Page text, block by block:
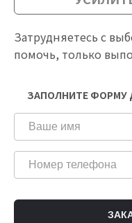
Затрудняетесь с
помочь, только
ЗАПОЛНИТЕ ФОРМУ